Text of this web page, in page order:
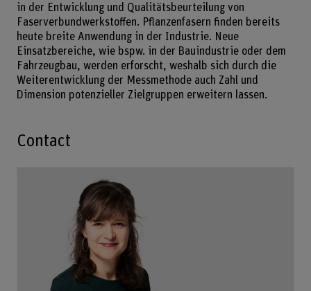
in der Entwicklung und Qualitätsbeurteilung von
Faserverbundwerkstoffen. Pflanzenfasern finden bereits
heute breite Anwendung in der Industrie. Neue
Einsatzbereiche, wie bspw. in der Bauindustrie oder dem
Fahrzeugbau, werden erforscht, weshalb sich durch die
Weiterentwicklung der Messmethode auch Zahl und
Dimension potenzieller Zielgruppen erweitern lassen.
Contact